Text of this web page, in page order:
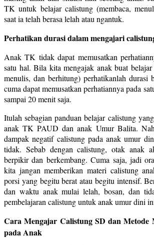
TK untuk belajar calistung (membaca,
saat ia telah berasa lelah atau ngantuk.
Perhatikan durasi dalam mengajari
Anak TK tidak dapat memusatkan
satu hal. Bila kita mengajak anak buat belajar
menulis, dan berhitung) perhatikanlah durasi
cuma dapat memusatkan perhatiannya pada
sampai 20 menit saja.
Itulah sebagian panduan belajar calistung
anak TK PAUD dan anak Umur Balita.
dampak negatif calistung pada anak umur
tidak. Sebab dengan calistung, otak anak
berpikir dan berkembang. Cuma saja, jadi
kita jangan memberikan materi calistung
porsi yang begitu berat atau begitu intensif.
dan waktu anak mulai lelah, bosan, dan
pembelajaran calistung untuk anak umur dini
Cara Mengajar Calistung SD dan Metode
pada Anak